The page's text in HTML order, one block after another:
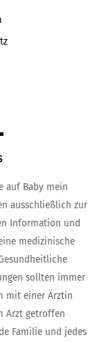
auf Baby mein
ausschließlich zur
Information und
medizinische
sollten immer
mit einer Ärztin
Arzt getroffen
Familie und jedes